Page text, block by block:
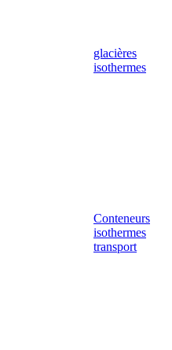
glacières
isothermes
Conteneurs
isothermes
transport